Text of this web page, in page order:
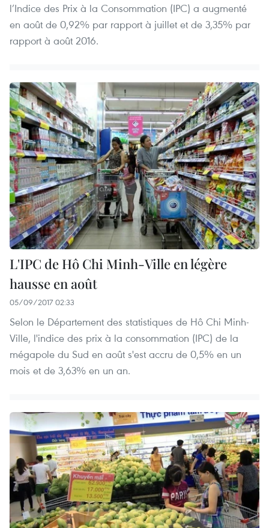
l’Indice des Prix à la Consommation (IPC) a augmenté
en août de 0,92% par rapport à juillet et de 3,35% par
rapport à août 2016.
L'IPC de Hô Chi Minh-Ville en légère
hausse en août
05/09/2017 02:33
Selon le Département des statistiques de Hô Chi Minh-
Ville, l'indice des prix à la consommation (IPC) de la
mégapole du Sud en août s'est accru de 0,5% en un
mois et de 3,63% en un an.